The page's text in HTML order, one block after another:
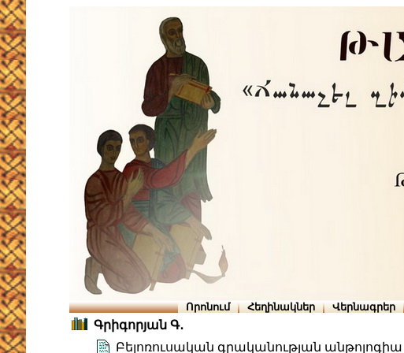
Որոնում Հեղինակներ Վերնագրեր
Գրիգորյան Գ․
Բելոռուսական գրականության անթոլոգիա